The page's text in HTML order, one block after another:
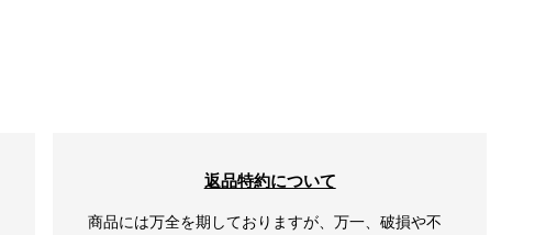
返品特約について
商品には万全を期しておりますが、万一、破損や不